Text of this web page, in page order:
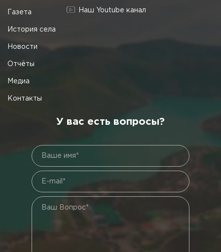
Газета
История села
Новости
Отчёты
Медиа
Контакты
Наш Youtube канал
У вас есть вопросы?
Ваше имя*
E-mail*
Ваш Вопрос*